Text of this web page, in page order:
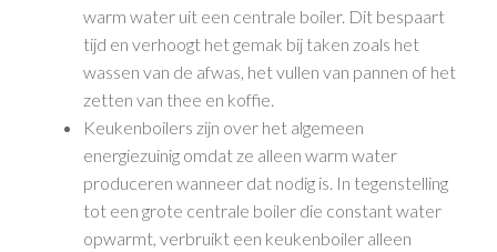
warm water uit een centrale boiler. Dit bespaart
tijd en verhoogt het gemak bij taken zoals het
wassen van de afwas, het vullen van pannen of het
zetten van thee en koffie.
Keukenboilers zijn over het algemeen
energiezuinig omdat ze alleen warm water
produceren wanneer dat nodig is. In tegenstelling
tot een grote centrale boiler die constant water
opwarmt, verbruikt een keukenboiler alleen